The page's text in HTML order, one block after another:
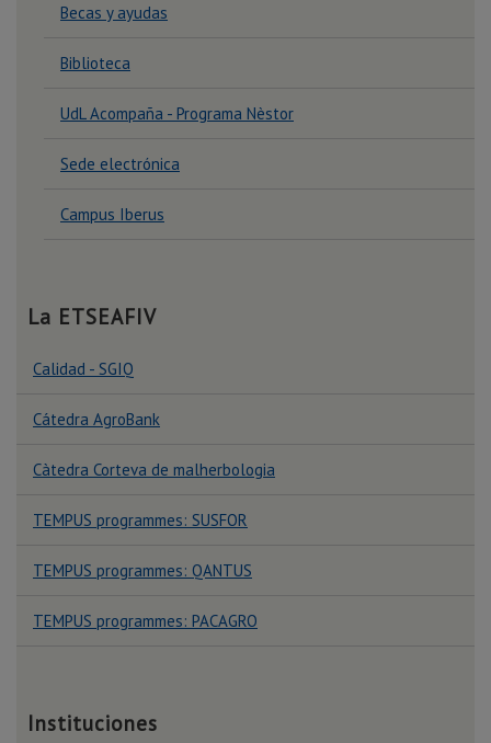
Becas y ayudas
Biblioteca
UdL Acompaña - Programa Nèstor
Sede electrónica
Campus Iberus
La ETSEAFIV
Calidad - SGIQ
Cátedra AgroBank
Càtedra Corteva de malherbologia
TEMPUS programmes: SUSFOR
TEMPUS programmes: QANTUS
TEMPUS programmes: PACAGRO
Instituciones